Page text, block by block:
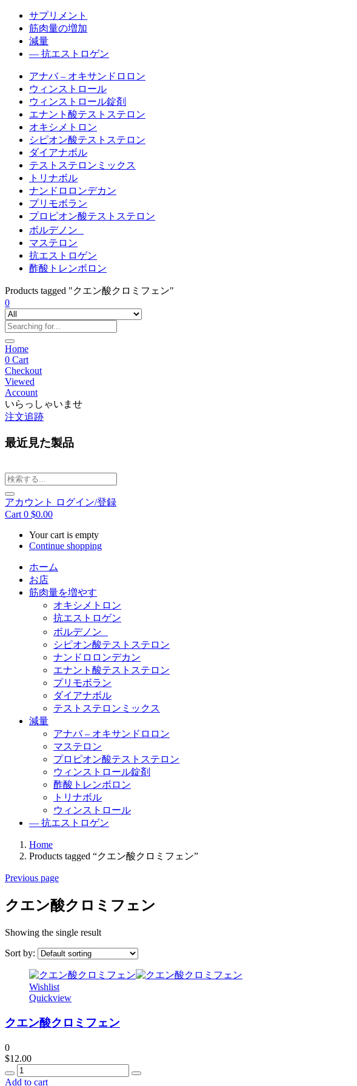
サプリメント
筋肉量の増加
減量
— 抗エストロゲン
アナバ – オキサンドロロン
ウィンストロール
ウィンストロール錠剤
エナント酸テストステロン
オキシメトロン
シピオン酸テストステロン
ダイアナボル
テストステロンミックス
トリナボル
ナンドロロンデカン
プリモボラン
プロピオン酸テストステロン
ボルデノン
マステロン
抗エストロゲン
酢酸トレンボロン
Products tagged "クエン酸クロミフェン"
0
Home
0 Cart
Checkout
Viewed
Account
いらっしゃいませ
注文追跡
最近見た製品
アカウント
ログイン/登録
Cart 0 $0.00
Your cart is empty
Continue shopping
ホーム
お店
筋肉量を増やす
オキシメトロン
抗エストロゲン
ボルデノン
シピオン酸テストステロン
ナンドロロンデカン
エナント酸テストステロン
プリモボラン
ダイアナボル
テストステロンミックス
減量
アナバ – オキサンドロロン
マステロン
プロピオン酸テストステロン
ウィンストロール錠剤
酢酸トレンボロン
トリナボル
ウィンストロール
— 抗エストロゲン
Home
Products tagged “クエン酸クロミフェン”
Previous page
クエン酸クロミフェン
Showing the single result
Sort by:
Wishlist
Quickview
クエン酸クロミフェン
0
$12.00
Quantity
Add to cart